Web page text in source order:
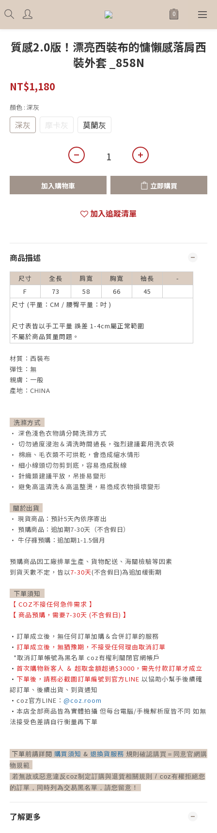
質感2.0版！漂亮西裝布的慵懶感落肩西
裝外套 _858N
NT$1,180
顏色 : 深灰
深灰 摩卡灰 莫蘭灰
加入購物車 立即購買
加入追蹤清單
商品描述
尺寸 全長 肩寬 胸寬 袖長
-
F
73 58 66
45
尺寸 (平量：CM / 腰臀平量：吋 )
尺寸表皆以手工平量 誤差 1-4cm屬正常範圍
不屬於商品質量問題。
材質：西裝布
彈性：無
親膚：一般
產地：CHINA
洗滌方式
• 深色淺色衣物請分開洗滌方式
• 切勿過度浸泡＆清洗時間過長，強烈建議套用洗衣袋
• 棉麻、毛衣類不可烘乾，會造成縮水情形
• 細小線頭切勿剪到底，容易造成脫線
• 針織類建議平放，吊掛易變形
• 避免高溫清洗＆高溫整燙，易造成衣物損壞變形
關於出貨
• 現貨商品：預計5天內依序寄出
• 預購商品：追加期7-30天（不含假日）
• 牛仔褲預購：追加期1-1.5個月
預購商品因工廠排單生產、貨物配送、海關檢驗等因素
到貨天數不定， 皆以7-30天(不含假日)為追加緩衝期
下單須知
【 COZ不接任何急件需求 】
【 商品預購，需要7-30天 (不含假日) 】
• 訂單成立後，無任何訂單加購＆合併訂單的服務
• 訂單成立後，無猶豫期，不接受任何理由取消訂單
*取消訂單帳號為黑名單 coz有權利關閉官網帳戶
• 首次購物新客人 ＆ 超取金額超過$3000，需先付款訂單才成立
• 下單後，請務必截圖訂單編號到官方LINE 以協助小幫手後續確
認訂單、後續出貨、到貨通知
• coz官方LINE： @coz.room
• 本店全部商品皆為實體拍攝 但每台電腦/手機解析度皆不同 如無
法接受色差請自行衡量再下單
下單前請詳閱 購買須知 & 退換貨服務 規則確認購買＝ 同意官網購
物規範
若無故或惡意違反coz制定訂購與退貨相關規則 / coz有權拒絕您
的訂單，同時列為交易黑名單，請您留意！
了解更多